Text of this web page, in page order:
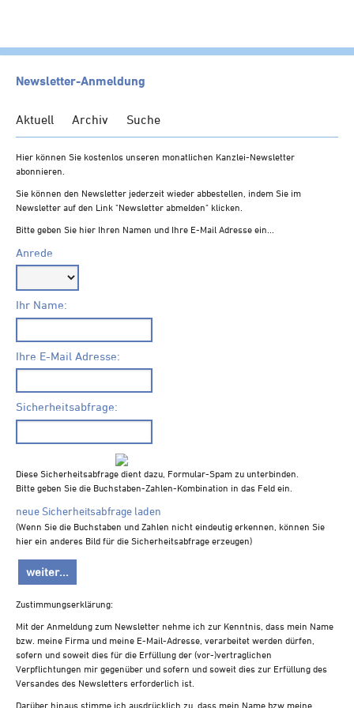
LEISTUNGEN
SERVICE
Onlinerechner
Info- und Checklisten
Newsletter-Anmeldung
Aktuell Archiv Suche
Hier können Sie kostenlos unseren monatlichen Kanzlei-Newsletter
abonnieren.
Sie können den Newsletter jederzeit wieder abbestellen, indem Sie im
Newsletter auf den Link "Newsletter abmelden" klicken.
Bitte geben Sie hier Ihren Namen und Ihre E-Mail Adresse ein...
Anrede
Ihr Name:
Ihre E-Mail Adresse:
Sicherheitsabfrage:
Diese Sicherheitsabfrage dient dazu, Formular-Spam zu unterbinden.
Bitte geben Sie die Buchstaben-Zahlen-Kombination in das Feld ein.
neue Sicherheitsabfrage laden
(Wenn Sie die Buchstaben und Zahlen nicht eindeutig erkennen, können Sie
hier ein anderes Bild für die Sicherheitsabfrage erzeugen)
Zustimmungserklärung:
Mit der Anmeldung zum Newsletter nehme ich zur Kenntnis, dass mein Name
bzw. meine Firma und meine E-Mail-Adresse, verarbeitet werden dürfen,
sofern und soweit dies für die Erfüllung der (vor-)vertraglichen
Verpflichtungen mir gegenüber und sofern und soweit dies zur Erfüllung des
Versandes des Newsletters erforderlich ist.
Darüber hinaus stimme ich ausdrücklich zu, dass mein Name bzw meine